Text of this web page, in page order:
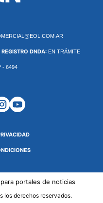
REGISTRO DNDA: EN TRÁMITE
- 6494
portales de noticias
los derechos reservados.